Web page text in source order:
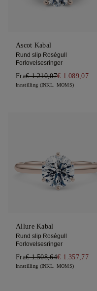
Ascot Kabal
Rund slip Roségull
Forlovelsesringer
Fra€ 1.210,07€ 1.089,07
Innstilling (INKL. MOMS)
Allure Kabal
Rund slip Roségull
Forlovelsesringer
Fra€ 1.508,64€ 1.357,77
Innstilling (INKL. MOMS)